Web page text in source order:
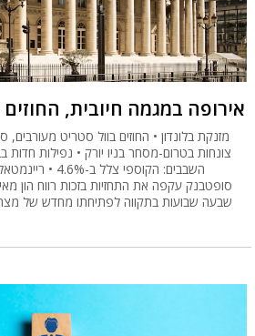
אירופה במגמה חיובית, החוזים
צונחות בטרום-מסחר בניו יורק • נפילות חדות
השבבים: הקוספי
סופטבנק עקפה את התחזיות בזכות רווח הון
שבעה שבועות בתקווה לפתיחתו מחדש של מצר